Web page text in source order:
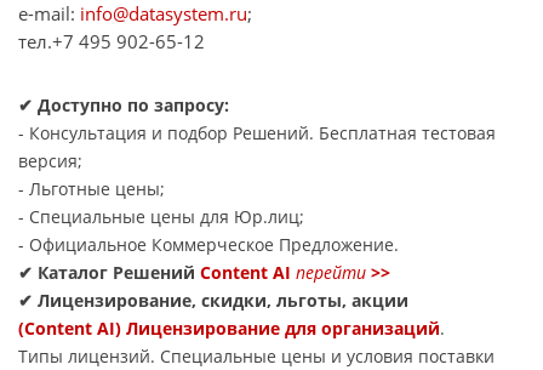
e-mail: info@datasystem.ru;
тел.+7 495 902-65-12
✔ Доступно по запросу:
- Консультация и подбор Решений. Бесплатная тестовая
версия;
- Льготные цены;
- Специальные цены для Юр.лиц;
- Официальное Коммерческое Предложение.
✔ Каталог Решений Content AI перейти >>
✔ Лицензирование, скидки, льготы, акции
(Content AI) Лицензирование для организаций.
Типы лицензий. Специальные цены и условия поставки